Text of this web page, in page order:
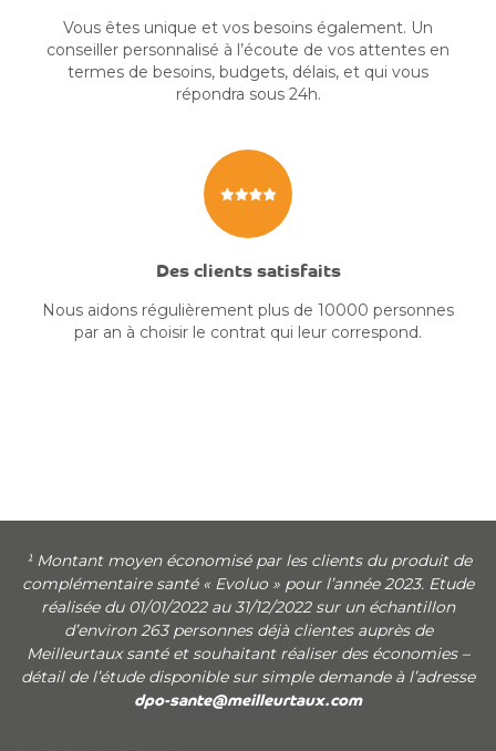
Vous êtes unique et vos besoins également. Un
conseiller personnalisé à l’écoute de vos attentes en
termes de besoins, budgets, délais, et qui vous
répondra sous 24h.
Des clients satisfaits
Nous aidons régulièrement plus de 10000 personnes
par an à choisir le contrat qui leur correspond.
¹ Montant moyen économisé par les clients du produit de
complémentaire santé « Evoluo » pour l’année 2023. Etude
réalisée du 01/01/2022 au 31/12/2022 sur un échantillon
d’environ 263 personnes déjà clientes auprès de
Meilleurtaux santé et souhaitant réaliser des économies –
détail de l’étude disponible sur simple demande à l’adresse
dpo-sante@meilleurtaux.com